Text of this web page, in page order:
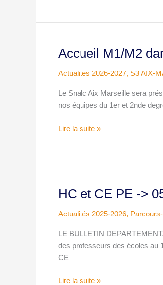
Accueil M1/M2
Actualités 2026-2027, S3 AIX-
Le Snalc Aix Marseille sera
nos équipes du 1er et 2nde
Accueil
dans
Inspé
(septembre
Lire la suite »
HC et CE PE ->
Actualités 2025-2026,
LE BULLETIN
des professeurs des écoles au
CE
HC
CE
-
>
05
Lire la suite »